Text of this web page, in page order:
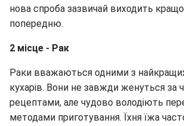
нова спроба зазвичай виходить
попередню.
2 місце - Рак
Раки вважаються одними з
кухарів. Вони не завжди женуться за
рецептами, але чудово володіють
методами приготування. Їхня їжа